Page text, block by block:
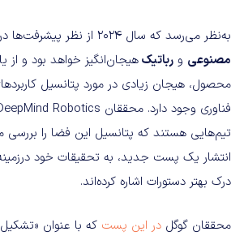
به‌نظر می‌رسد که سال 2024 از نظر پیشرفت‌ها در دو حوزه
مصنوعی و رباتیکهیجان‌انگیز خواهد بود و از
محصول، هیجان زیادی در مورد پتانسیل
تیم‌هایی هستند که پتانسیل این فضا را بررسی
انتشار یک پست جدید، به تحقیقات خود
درک بهتر دستورات اشاره کرده‌اند.
محققان گوگل در این پست که با عنوان